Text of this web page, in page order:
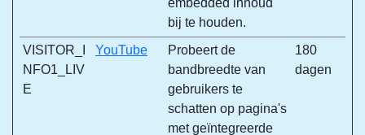
bij te houden.
VISITOR_I
NFO1_LIV
E
YouTube
Probeert de
bandbreedte van
gebruikers te
schatten op pagina's
met geïntegreerde
180
dagen